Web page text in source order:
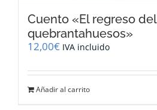
Cuento «El regreso del
quebrantahuesos»
12,00€ IVA incluido
Añadir al carrito